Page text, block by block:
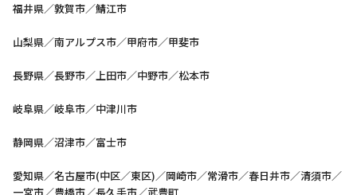
福井県／敦賀市／鯖江市
山梨県／南アルプス市／甲府市／甲斐市
長野県／長野市／上田市／中野市／松本市
岐阜県／岐阜市／中津川市
静岡県／沼津市／富士市
愛知県／名古屋市(中区／東区)／岡崎市／常滑市／春日井市／清須市／